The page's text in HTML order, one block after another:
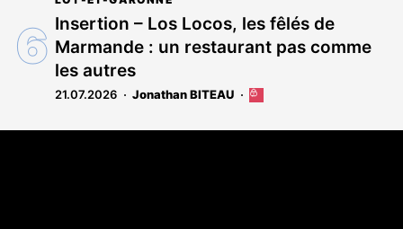
Insertion – Los Locos, les fêlés de
Marmande : un restaurant pas comme
les autres
21.07.2026 Jonathan BITEAU
Cet
est